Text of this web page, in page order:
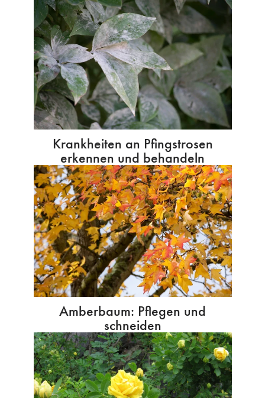
Krankheiten an Pfingstrosen
erkennen und behandeln
Amberbaum: Pflegen und
schneiden